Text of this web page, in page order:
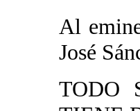
Al
José
TODO